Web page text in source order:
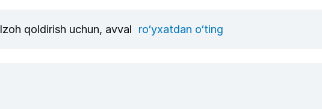
Izoh qoldirish uchun, avval ro‘yxatdan o‘ting